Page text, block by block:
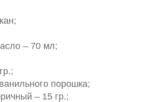
– 70 мл;
порошка;
– 15 гр.;